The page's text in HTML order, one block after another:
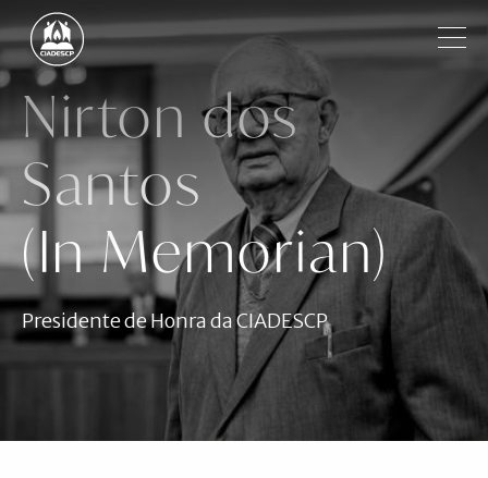
Pular para o conteúdo principal
Institucional
Regiões
Igrejas
Ministros
Notícias
Nirton dos
Santos
(In Memorian)
Presidente de Honra da CIADESCP